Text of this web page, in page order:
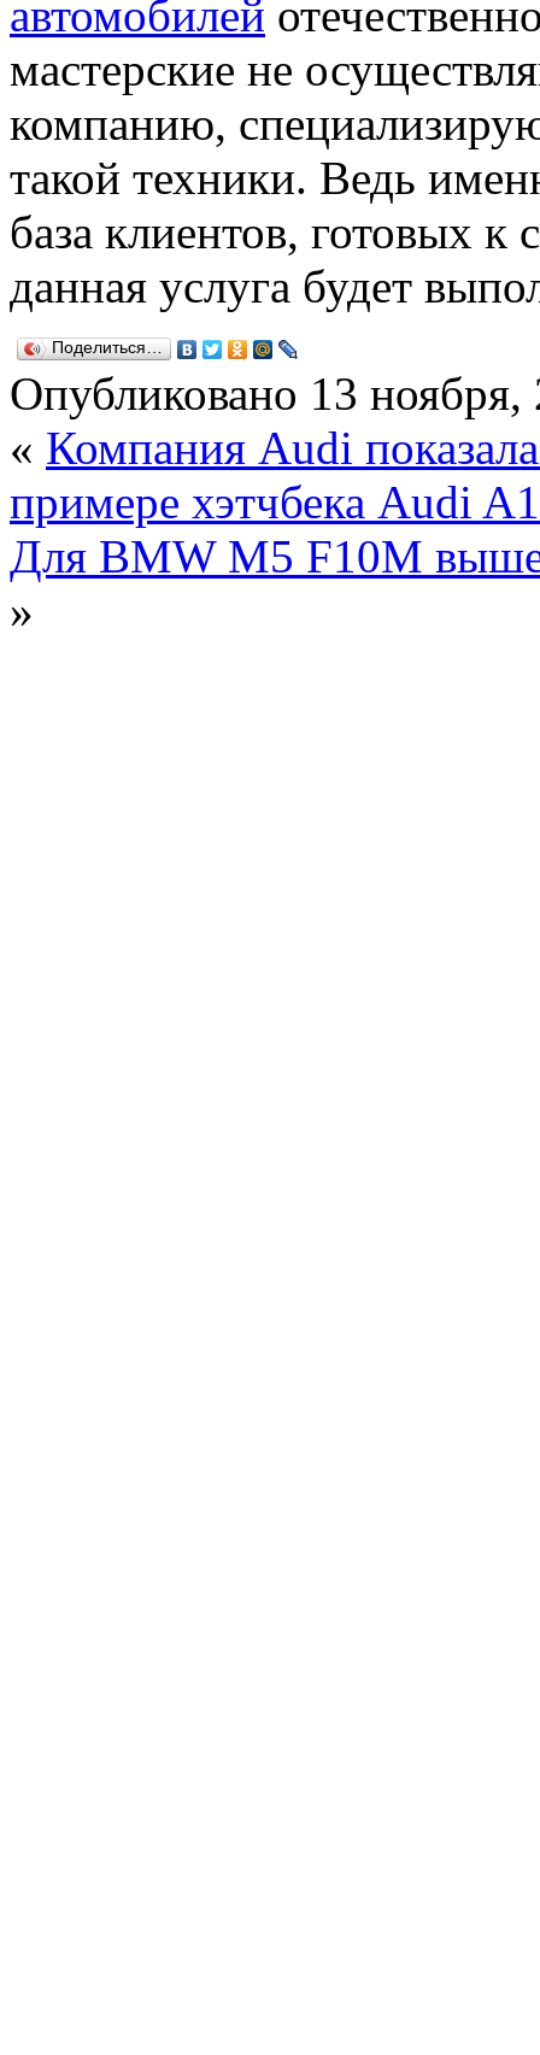
автомобилей
мастерские не
компанию,
такой техники. Ведь
база клиентов, готовых к
данная услуга будет
Поделиться…
Опубликовано 13
« Компания Audi
примере хэтчбека Audi A1
Для BMW M5 F10M
»